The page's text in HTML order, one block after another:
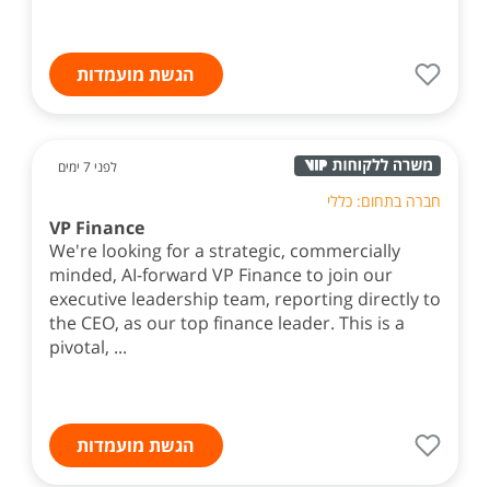
הגשת מועמדות
לפני 7 ימים
חברה בתחום: כללי
VP Finance
We're looking for a strategic, commercially
minded, AI-forward VP Finance to join our
executive leadership team, reporting directly to
the CEO, as our top finance leader. This is a
pivotal, ...
הגשת מועמדות